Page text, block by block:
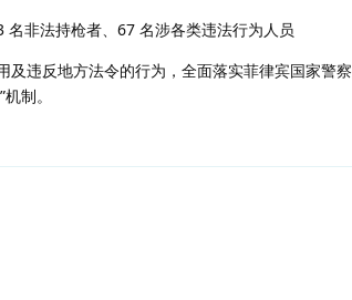
非法持枪者、67 名涉各类违法行为人员
违反地方法令的行为，全面落实菲律宾国家警
制。